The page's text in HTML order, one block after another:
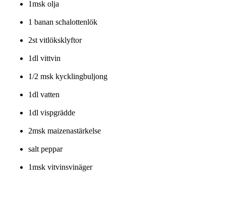
1msk olja
1 banan schalottenlök
2st vitlöksklyftor
1dl vittvin
1/2 msk kycklingbuljong
1dl vatten
1dl vispgrädde
2msk maizenastärkelse
salt peppar
1msk vitvinsvinäger